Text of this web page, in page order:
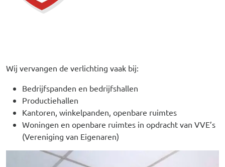
Wij vervangen de verlichting vaak bij:
Bedrijfspanden en bedrijfshallen
Productiehallen
Kantoren, winkelpanden, openbare ruimtes
Woningen en openbare ruimtes in opdracht van VVE’s
(Vereniging van Eigenaren)
Afbeelding